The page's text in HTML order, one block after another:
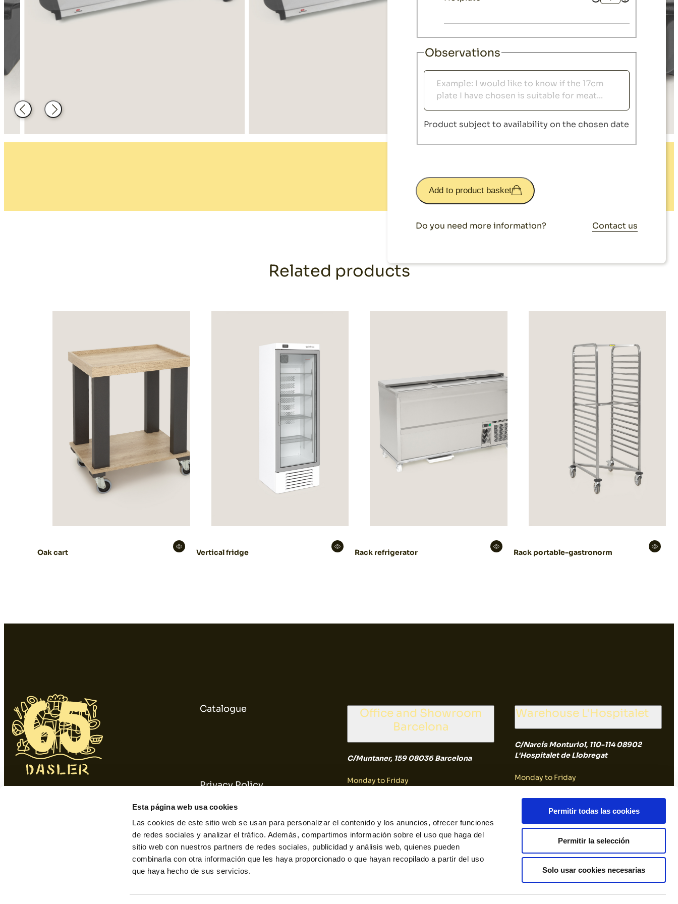
Esta página web usa cookies
Las cookies de este sitio web se usan para personalizar el contenido y los anuncios, ofrecer funciones
de redes sociales y analizar el tráfico. Además, compartimos información sobre el uso que haga del
sitio web con nuestros partners de redes sociales, publicidad y análisis web, quienes pueden
combinarla con otra información que les haya proporcionado o que hayan recopilado a partir del uso
que haya hecho de sus servicios.
Permitir todas las cookies
Permitir la selección
Solo usar cookies necesarias
Quantity
Observations
Observations
Product subject to availability on the chosen date
Add to product basket
Do you need more information? Contact us
Back Next
Related products
Oak cart Vertical fridge Rack refrigerator Rack portable-gastronorm
Catalogue
Privacy Policy
Cookies Policy
Office and Showroom
Barcelona
C/Muntaner, 159 08036 Barcelona
Monday to Friday
Saturday and Sunday
Closed
Warehouse L'Hospitalet
C/Narcís Monturiol, 110-114 08902
L'Hospitalet de Llobregat
Monday to Friday
8:00 a 14:30
Saturday and Sunday
Closed